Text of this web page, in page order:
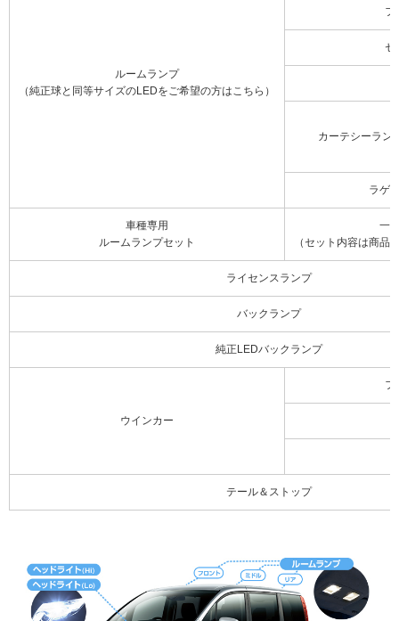
ルームランプ
（純正球と同等サイズのLEDをご希望の方はこちら）
フ
セ
カーテシーラン
ラゲ
車種専用
ルームランプセット
一
（セット内容は商品
ライセンスランプ
バックランプ
純正LEDバックランプ
ウインカー
フ
テール＆ストップ